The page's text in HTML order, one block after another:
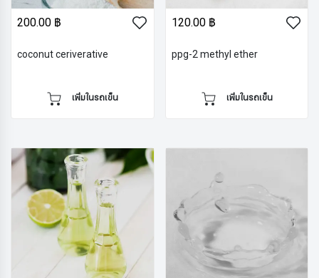
200.00 ฿
coconut ceriverative
เพิ่มในรถเข็น
120.00 ฿
ppg-2 methyl ether
เพิ่มในรถเข็น